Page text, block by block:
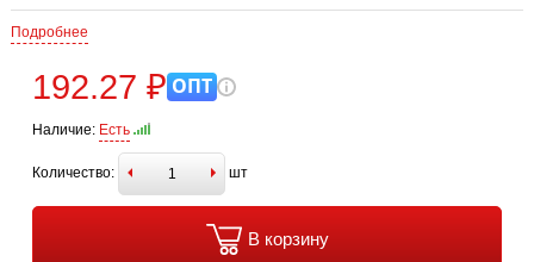
Подробнее
192.27 ₽ ОПТ
Наличие: Есть
Количество: шт
В корзину